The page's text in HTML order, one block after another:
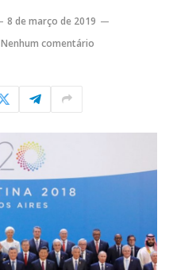
8 de março de 2019
Nenhum comentário